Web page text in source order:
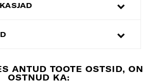
ANTUD TOOTE OSTSID, ON
OSTNUD KA: